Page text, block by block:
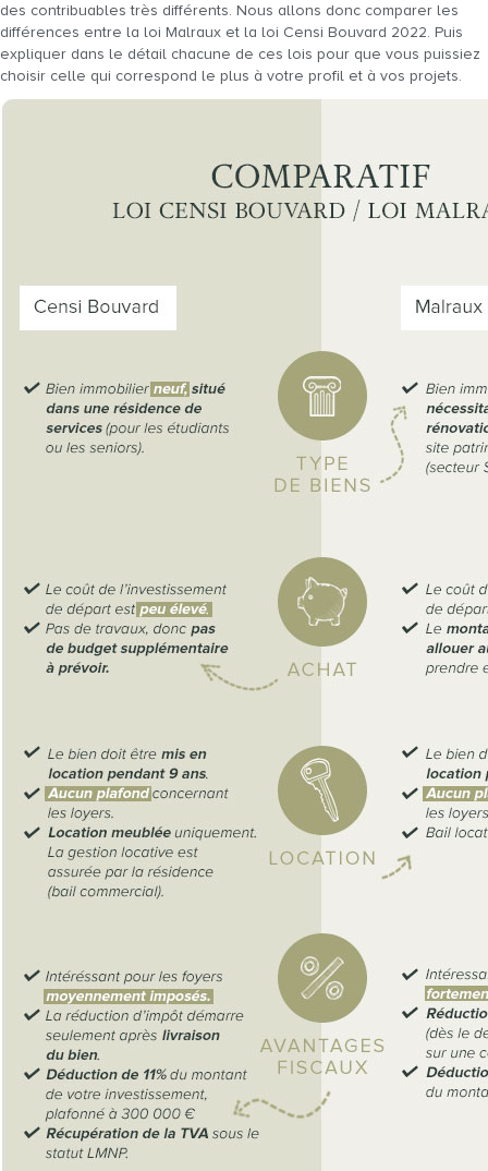
des contribuables très différents. Nous allons donc comparer les
différences entre la loi Malraux et la loi Censi Bouvard 2022. Puis
expliquer dans le détail chacune de ces lois pour que vous puissiez
choisir celle qui correspond le plus à votre profil et à vos projets.